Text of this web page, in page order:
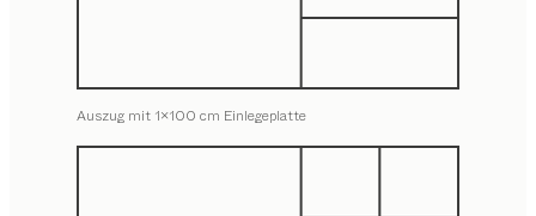
Auszug mit 1x100 cm Einlegeplatte